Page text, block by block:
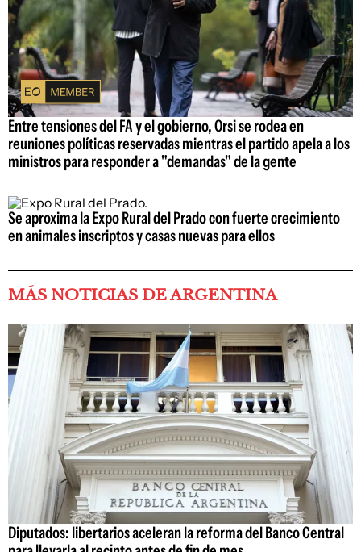
Entre tensiones del FA y el gobierno, Orsi se rodea en
reuniones políticas reservadas mientras el partido apela a los
ministros para responder a "demandas" de la gente
Se aproxima la Expo Rural del Prado con fuerte crecimiento
en animales inscriptos y casas nuevas para ellos
MÁS NOTICIAS DE ARGENTINA
Diputados: libertarios aceleran la reforma del Banco Central